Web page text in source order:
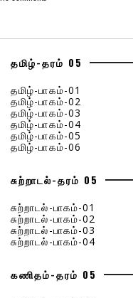
தமிழ்-தரம் 05
தமிழ்-பாகம்-01
தமிழ்-பாகம்-02
தமிழ்-பாகம்-03
தமிழ்-பாகம்-04
தமிழ்-பாகம்-05
தமிழ்-பாகம்-06
சுற்றாடல்-தரம் 05
சுற்றாடல்-பாகம்-01
சுற்றாடல்-பாகம்-02
சுற்றாடல்-பாகம்-03
சுற்றாடல்-பாகம்-04
கணிதம்-தரம் 05